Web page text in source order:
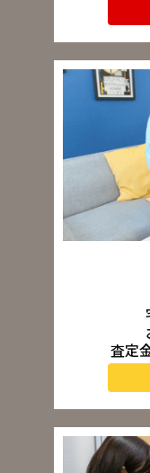
査定